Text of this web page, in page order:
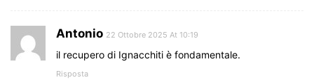
Antonio 22 Ottobre 2025 At 10:19
il recupero di Ignacchiti è fondamentale.
Risposta